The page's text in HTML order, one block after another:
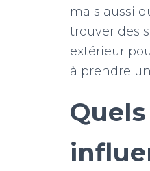
mais aussi
trouver des
extérieur
à prendre